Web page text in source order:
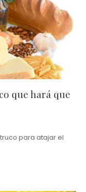
que hará que
para atajar el